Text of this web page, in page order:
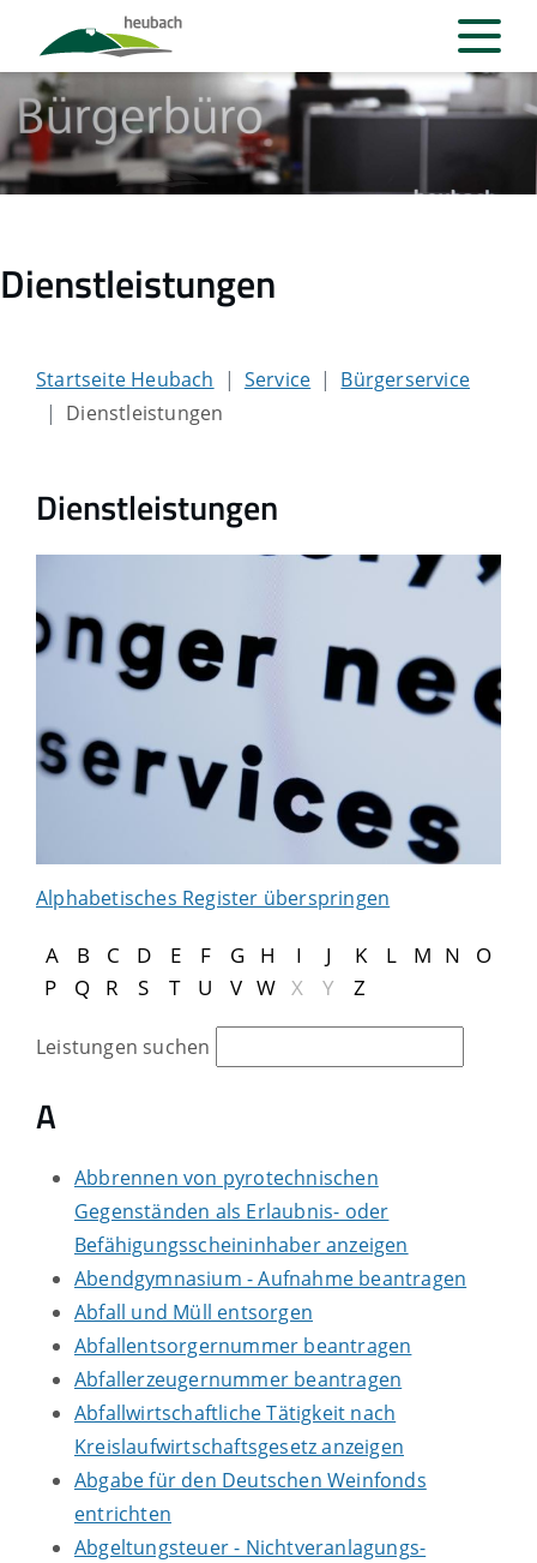
Dienstleistungen
Startseite Heubach Service
Bürgerservice
Dienstleistungen
Dienstleistungen
Alphabetisches Register überspringen
A B C D E F G H I J K L M N
O
P
Q R S T U V W X Y Z
Leistungen suchen
A
Abbrennen von pyrotechnischen
Gegenständen als Erlaubnis- oder
Befähigungsscheininhaber anzeigen
Abendgymnasium - Aufnahme beantragen
Abfall und Müll entsorgen
Abfallentsorgernummer beantragen
Abfallerzeugernummer beantragen
Abfallwirtschaftliche Tätigkeit nach
Kreislaufwirtschaftsgesetz anzeigen
Abgabe für den Deutschen Weinfonds
entrichten
Abgeltungsteuer - Nichtveranlagungs-